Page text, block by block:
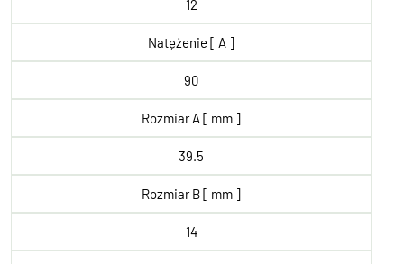
12
Natężenie [ A ]
90
Rozmiar A [ mm ]
39.5
Rozmiar B [ mm ]
14